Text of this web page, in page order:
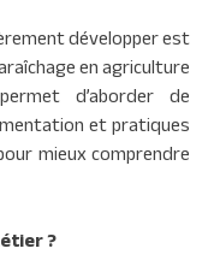
développer est
en agriculture
d’aborder de
et pratiques
mieux comprendre
?